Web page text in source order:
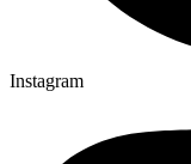
Instagram